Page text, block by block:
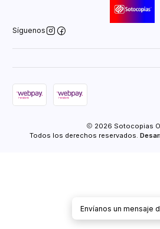
Síguenos
2026 Sotocopias
Todos los derechos reservados.
Envíanos un mensaje